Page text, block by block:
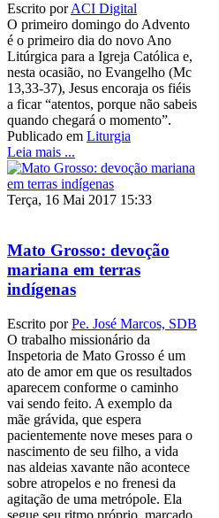
Escrito porACI Digital
O primeiro domingo do Advento
é o primeiro dia do novo Ano
Litúrgica para a Igreja Católica e,
nesta ocasião, no Evangelho (Mc
13,33-37), Jesus encoraja os fiéis
a ficar “atentos, porque não sabeis
quando chegará o momento”.
Publicado em Liturgia
Leia mais ...
Terça, 16 Mai 2017 15:33
Mato Grosso: devoção
mariana em terras
indígenas
Escrito porPe. José Marcos, SDB
O trabalho missionário da
Inspetoria de Mato Grosso é um
ato de amor em que os resultados
aparecem conforme o caminho
vai sendo feito. A exemplo da
mãe grávida, que espera
pacientemente nove meses para o
nascimento de seu filho, a vida
nas aldeias xavante não acontece
sobre atropelos e no frenesi da
agitação de uma metrópole. Ela
segue seu ritmo próprio, marcado